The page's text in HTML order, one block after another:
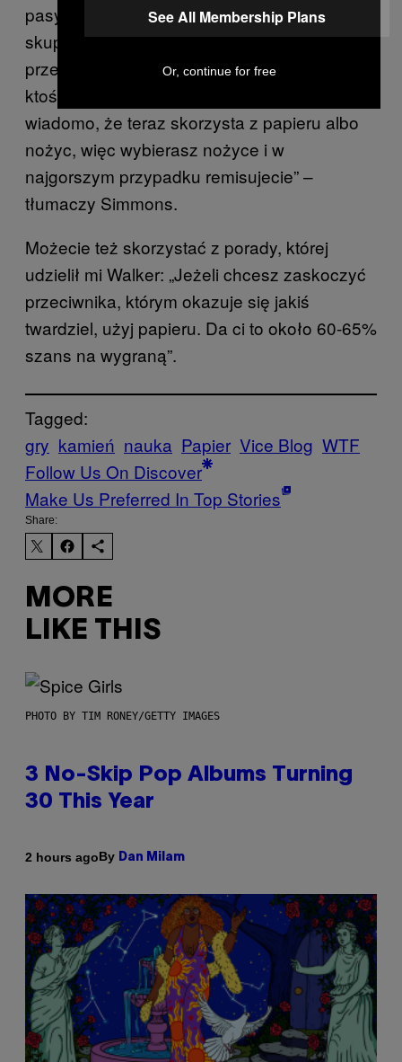
pasywnej strategii, jak sugeruje to badanie i
skupienie się na czytaniu oraz
przewidywaniu przeciwnika. „Załóżmy, że
ktoś użył kamienia i przegrał z tobą. Już
wiadomo, że teraz skorzysta z papieru albo
nożyc, więc wybierasz nożyce i w
najgorszym przypadku remisujecie” –
tłumaczy Simmons.
Możecie też skorzystać z porady, której
udzielił mi Walker: „Jeżeli chcesz zaskoczyć
przeciwnika, którym okazuje się jakiś
twardziel, użyj papieru. Da ci to około 60-65%
szans na wygraną”.
Tagged:
gry kamień nauka Papier Vice Blog WTF
Follow Us On Discover
Make Us Preferred In Top Stories
Share:
MORE
LIKE THIS
PHOTO BY TIM RONEY/GETTY IMAGES
3 No-Skip Pop Albums Turning
30 This Year
2 hours agoBy Dan Milam
See All Membership Plans
Or, continue for free